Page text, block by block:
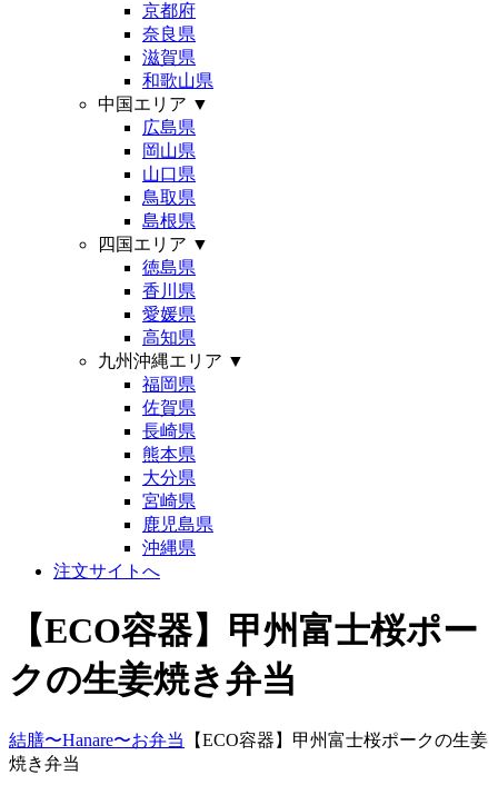
京都府
奈良県
滋賀県
和歌山県
中国エリア ▼
広島県
岡山県
山口県
鳥取県
島根県
四国エリア ▼
徳島県
香川県
愛媛県
高知県
九州沖縄エリア ▼
福岡県
佐賀県
長崎県
熊本県
大分県
宮崎県
鹿児島県
沖縄県
注文サイトへ
【ECO容器】甲州富士桜ポー
クの生姜焼き弁当
結膳〜Hanare〜お弁当
【ECO容器】甲州富士桜ポークの生姜
焼き弁当